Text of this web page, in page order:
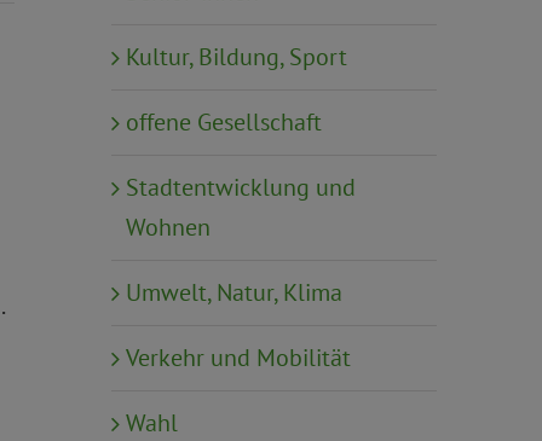
Kultur, Bildung, Sport
offene Gesellschaft
Stadtentwicklung und
Wohnen
Umwelt, Natur, Klima
Verkehr und Mobilität
Wahl